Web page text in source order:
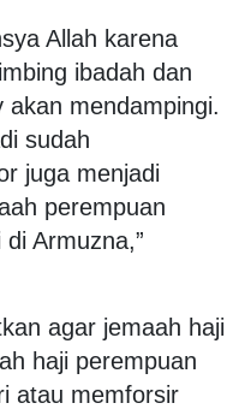
Allah karena
ibadah dan
akan mendampingi.
sudah
juga menjadi
perempuan
Armuzna,”
agar jemaah haji
haji perempuan
atau memforsir